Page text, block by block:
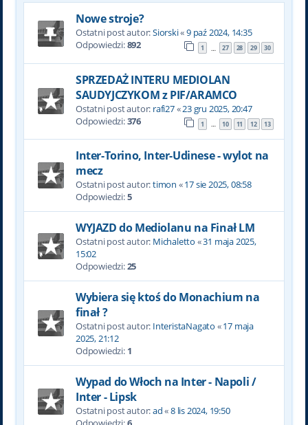
Nowe stroje?
Ostatni post autor:Siorski«9 paź 2024, 14:35
Odpowiedzi:892 1 … 27 28 29 30
SPRZEDAŻ INTERU MEDIOLAN
SAUDYJCZYKOM z PIF/ARAMCO
Ostatni post autor: rafi27«23 gru 2025, 20:47
Odpowiedzi:376 1 … 10 11 12 13
Inter-Torino, Inter-Udinese - wylot na
mecz
Ostatni post autor:timon «17 sie 2025, 08:58
Odpowiedzi:5
WYJAZD do Mediolanu na Finał LM
Ostatni post autor: Michaletto «31 maja 2025,
15:02
Odpowiedzi:25
Wybiera się ktoś do Monachium na
finał ?
Ostatni post autor: InteristaNagato «17 maja
2025, 21:12
Odpowiedzi: 1
Wypad do Włoch na Inter - Napoli /
Inter - Lipsk
Ostatni post autor:ad«8 lis 2024, 19:50